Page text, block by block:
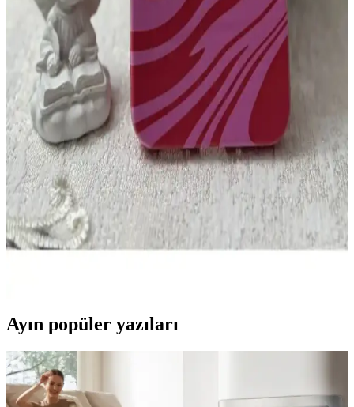
iPhone 14 için şeffaf silikon kılıf, estetik ve dayanıklı koruma sunar.
Orijinal tasarımı sergilemenize imkan tanırken, darbelere ve
çizilmelere karşı üstün koruma sağlar, kullanım kolaylığı ve şıklık bir
arada.
iPhone 11 Uyumlu Kalp ve Kurdele Motifli Silikon
Kılıfın Estetik ve Koruyucu Özellikleri
iPhone 11 uyumlu kalp ve kurdele motifli silikon kılıf, estetik ve
fonksiyonellik sunar. Hafif, esnek ve dayanıklı yapısıyla cihazı
çizilmelere ve darbelerden korur, günlük kullanım için idealdir.
Samsung A54 İçin Silikon Kadife Telefon Kılıfı
Dayanıklılık ve Estetiğin Buluşması
Samsung A54 modeli için tasarlanmış silikon kadife telefon kılıfı,
Ayın popüler yazıları